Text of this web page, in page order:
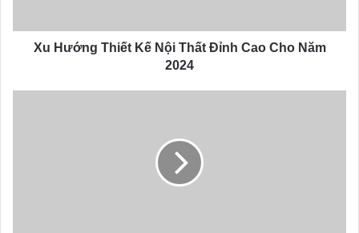
Xu Hướng Thiết Kế Nội Thất Đỉnh Cao Cho Năm
2024